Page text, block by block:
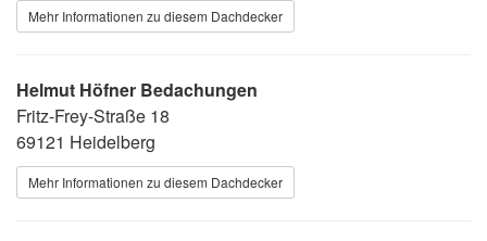
Mehr Informationen zu diesem Dachdecker
Helmut Höfner Bedachungen
Fritz-Frey-Straße 18
69121 Heidelberg
Mehr Informationen zu diesem Dachdecker